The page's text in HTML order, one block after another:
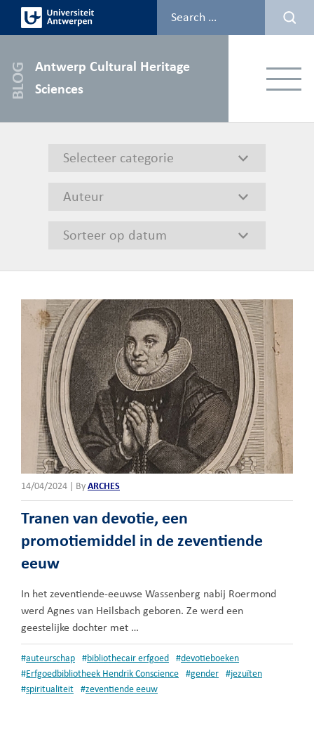
Antwerp Cultural Heritage
Sciences
Menu
14/04/2024 By ARCHES
Tranen van devotie, een
promotiemiddel in de zeventiende
eeuw
In het zeventiende-eeuwse Wassenberg nabij Roermond
werd Agnes van Heilsbach geboren. Ze werd een
geestelijke dochter met …
#auteurschap #bibliothecair erfgoed #devotieboeken
#Erfgoedbibliotheek Hendrik Conscience #gender #jezuïten
#spiritualiteit #zeventiende eeuw